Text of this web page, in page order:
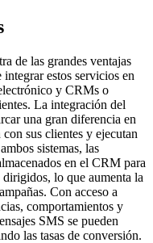
de las grandes ventajas
estos servicios en
y CRMs o
La integración del
una gran diferencia en
sus clientes y ejecutan
sistemas, las
en el CRM para
lo que aumenta la
Con acceso a
comportamientos y
SMS se pueden
las tasas de conversión.